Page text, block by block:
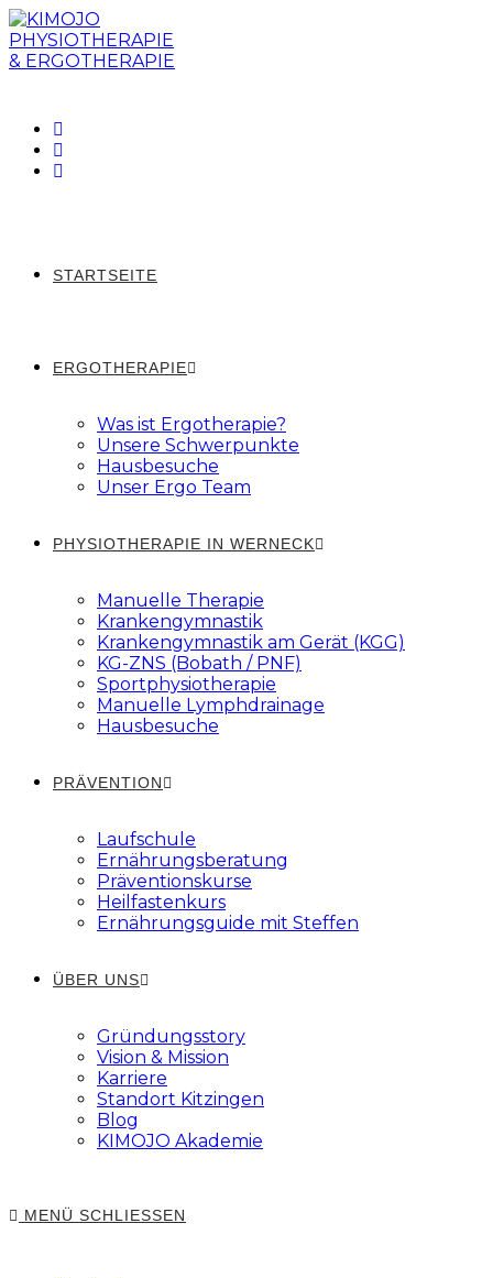
Zum
Inhalt
springen
STARTSEITE
ERGOTHERAPIE
Was ist Ergotherapie?
Unsere Schwerpunkte
Hausbesuche
Unser Ergo Team
PHYSIOTHERAPIE IN WERNECK
Manuelle Therapie
Krankengymnastik
Krankengymnastik am Gerät (KGG)
KG-ZNS (Bobath / PNF)
Sportphysiotherapie
Manuelle Lymphdrainage
Hausbesuche
PRÄVENTION
Laufschule
Ernährungsberatung
Präventionskurse
Heilfastenkurs
Ernährungsguide mit Steffen
ÜBER UNS
Gründungsstory
Vision & Mission
Karriere
Standort Kitzingen
Blog
KIMOJO Akademie
MENÜ SCHLIESSEN